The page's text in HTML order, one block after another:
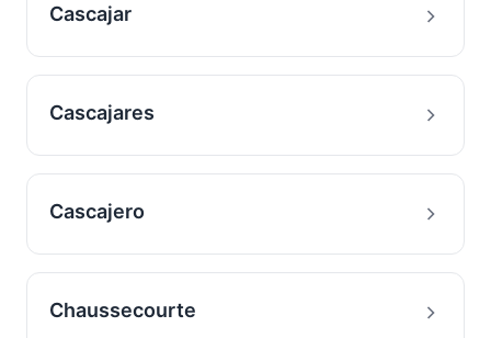
Cascajar
Cascajares
Cascajero
Chaussecourte